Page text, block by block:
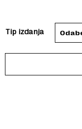
Tip izdanja